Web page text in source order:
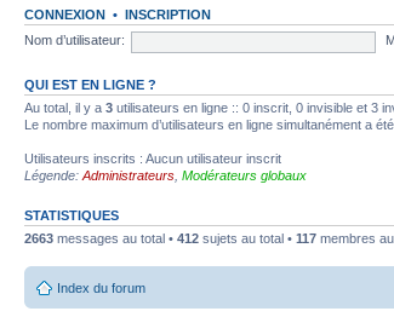
CONNEXION • INSCRIPTION
Nom d’utilisateur:
QUI EST EN LIGNE ?
Au total, il y a 3 utilisateurs en ligne :: 0 inscrit, 0 invisible et 3
Le nombre maximum d’utilisateurs en ligne simultanément a
Utilisateurs inscrits : Aucun utilisateur inscrit
Légende: Administrateurs Modérateurs globaux
STATISTIQUES
2663 messages au total • 412 sujets au total • 117 membres
Index du forum